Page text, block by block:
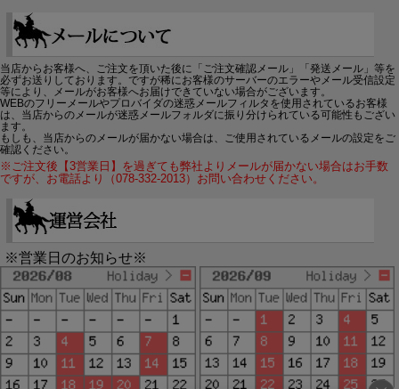
当店からお客様へ、ご注文を頂いた後に「ご注文確認メール」「発送メール」等を
必ずお送りしております。ですが稀にお客様のサーバーのエラーやメール受信設定
等により、メールがお客様へお届けできていない場合がございます。
WEBのフリーメールやプロバイダの迷惑メールフィルタを使用されているお客様
は、当店からのメールが迷惑メールフォルダに振り分けられている可能性もござい
ます。
もしも、当店からのメールが届かない場合は、ご使用されているメールの設定をご
確認ください。
※ご注文後【3営業日】を過ぎても弊社よりメールが届かない場合はお手数
ですが、お電話より（078-332-2013）お問い合わせください。
※営業日のお知らせ※